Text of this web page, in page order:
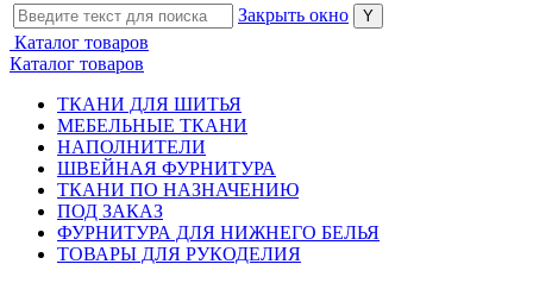
Закрыть окно
Каталог товаров
Каталог товаров
ТКАНИ ДЛЯ ШИТЬЯ
МЕБЕЛЬНЫЕ ТКАНИ
НАПОЛНИТЕЛИ
ШВЕЙНАЯ ФУРНИТУРА
ТКАНИ ПО НАЗНАЧЕНИЮ
ПОД ЗАКАЗ
ФУРНИТУРА ДЛЯ НИЖНЕГО БЕЛЬЯ
ТОВАРЫ ДЛЯ РУКОДЕЛИЯ